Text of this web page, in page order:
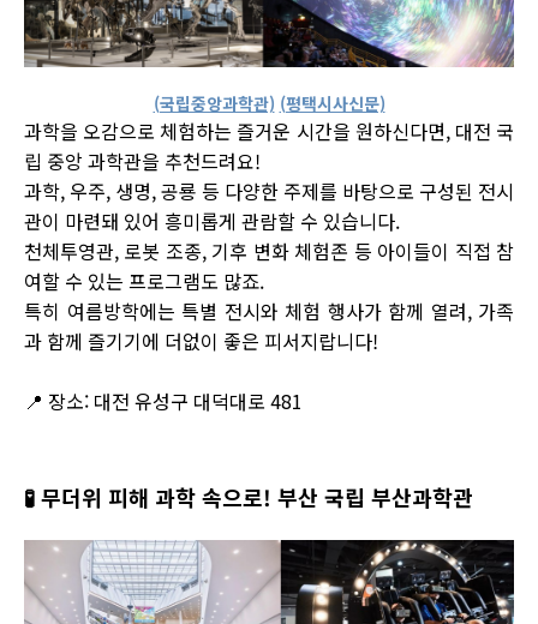
(국립중앙과학관) (평택시사신문)
과학을 오감으로 체험하는 즐거운 시간을 원하신다면, 대전 국
립 중앙 과학관을 추천드려요!
과학, 우주, 생명, 공룡 등 다양한 주제를 바탕으로 구성된 전시
관이 마련돼 있어 흥미롭게 관람할 수 있습니다.
천체투영관, 로봇 조종, 기후 변화 체험존 등 아이들이 직접 참
여할 수 있는 프로그램도 많죠.
특히 여름방학에는 특별 전시와 체험 행사가 함께 열려, 가족
과 함께 즐기기에 더없이 좋은 피서지랍니다!
📍 장소: 대전 유성구 대덕대로 481
🧪무더위 피해 과학 속으로! 부산 국립 부산과학관